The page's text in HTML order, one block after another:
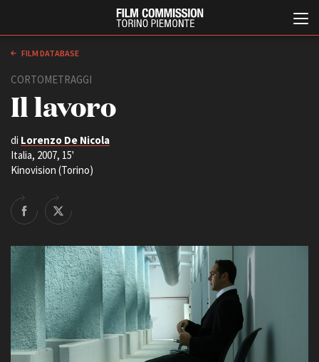
Chi siamo
Storia della Fondazione
Contatti
La sede
Partner
Rete regionale
Bilancio sociale
Anteprime in Piemonte
TFI Torino Film Industry -
Production Days
Avenue Cove - Erasmus +
Guarda che storia!
La Grazia - Immagini e
location della Torino di Paolo
Sorrentino
FILM DATABASE
CORTOMETRAGGI
Il lavoro
di Lorenzo De Nicola
Italia, 2007, 15'
Kinovision (Torino)